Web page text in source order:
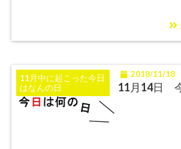
11月中に起こった今日
はなんの日
2018/11/18
11月14日